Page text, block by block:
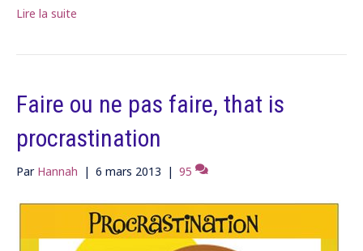
Lire la suite
Faire ou ne pas faire, that is
procrastination
Par Hannah | 6 mars 2013 | 95